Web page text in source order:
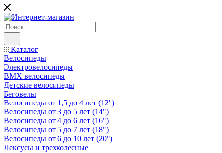
Каталог
Велосипеды
Электровелосипеды
BMX велосипеды
Детские велосипеды
Беговелы
Велосипеды от 1,5 до 4 лет (12")
Велосипеды от 3 до 5 лет (14")
Велосипеды от 4 до 6 лет (16")
Велосипеды от 5 до 7 лет (18")
Велосипеды от 6 до 10 лет (20")
Лексусы и трехколесные